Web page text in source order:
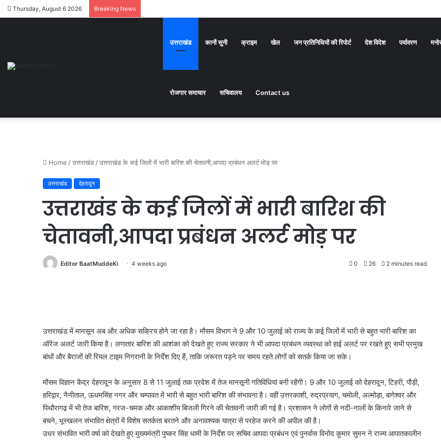
Thursday, August 6 2026 Breaking News
उत्तराखंड कानों सुनी क्राइम खेल जन प्रतिनिधियों की रिपोर्ट देश विदेश पर्यावरण
रोजगार समाचार सचिवालय Contact us
Home /उत्तराखंड /उत्तराखंड के कई जिलों में भारी बारिश की चेतावनी,आपदा प्रबंधन अलर्ट मोड़ पर
उत्तराखंड देहरादून
उत्तराखंड के कई जिलों में भारी बारिश की
चेतावनी,आपदा प्रबंधन अलर्ट मोड़ पर
Editor BaatMuddeKi 4 weeks ago 0 26 2 minutes read
उत्तराखंड में मानसून अब और अधिक सक्रिय होने जा रहा है। मौसम विभाग ने 9 और 10 जुलाई को राज्य के कई जिलों में भारी से बहुत भारी बारिश का
ऑरेंज अलर्ट जारी किया है। लगातार बारिश की आशंका को देखते हुए राज्य सरकार ने भी आपदा प्रबंधन व्यवस्था को हाई अलर्ट पर रखते हुए सभी प्रमुख
बांधों और बैराजों की रियल टाइम निगरानी के निर्देश दिए हैं, ताकि जरूरत पड़ने पर समय रहते लोगों को सतर्क किया जा सके।
मौसम विज्ञान केंद्र देहरादून के अनुसार 8 से 11 जुलाई तक प्रदेश में तेज मानसूनी गतिविधियां बनी रहेंगी। 9 और 10 जुलाई को देहरादून, टिहरी, पौड़ी,
हरिद्वार, नैनीताल, ऊधमसिंह नगर और चम्पावत में भारी से बहुत भारी बारिश की संभावना है। वहीं उत्तरकाशी, रुद्रप्रयाग, चमोली, अल्मोड़ा, बागेश्वर और
पिथौरागढ़ में भी तेज बारिश, गरज-चमक और आकाशीय बिजली गिरने की चेतावनी जारी की गई है। प्रशासन ने लोगों से नदी-नालों के किनारे जाने से
बचने, भूस्खलन संभावित क्षेत्रों में विशेष सतर्कता बरतने और अनावश्यक यात्रा से परहेज करने की अपील की है।
उधर संभावित भारी वर्षा को देखते हुए मुख्यमंत्री पुष्कर सिंह धामी के निर्देश पर सचिव आपदा प्रबंधन एवं पुनर्वास विनोद कुमार सुमन ने राज्य आपातकालीन